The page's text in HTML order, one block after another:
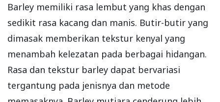
Barley memiliki rasa lembut yang khas dengan
sedikit rasa kacang dan manis. Butir-butir yang
dimasak memberikan tekstur kenyal yang
menambah kelezatan pada berbagai hidangan.
Rasa dan tekstur barley dapat bervariasi
tergantung pada jenisnya dan metode